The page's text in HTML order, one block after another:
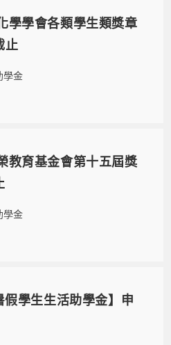
學學會各類學生類獎章
止
學金
教育基金會第十五屆獎
學金
學生生活助學金】申